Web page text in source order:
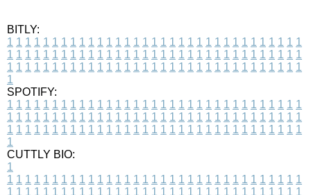
BITLY:
1 1 1 1 1 1 1 1 1 1 1 1 1 1 1 1 1 1 1 1 1 1 1 1 1 1 1 1 1 1 1 1 1
1 1 1 1 1 1 1 1 1 1 1 1 1 1 1 1 1 1 1 1 1 1 1 1 1 1 1 1 1 1 1 1 1
1 1 1 1 1 1 1 1 1 1 1 1 1 1 1 1 1 1 1 1 1 1 1 1 1 1 1 1 1 1 1 1 1
1
SPOTIFY:
1 1 1 1 1 1 1 1 1 1 1 1 1 1 1 1 1 1 1 1 1 1 1 1 1 1 1 1 1 1 1 1 1
1 1 1 1 1 1 1 1 1 1 1 1 1 1 1 1 1 1 1 1 1 1 1 1 1 1 1 1 1 1 1 1 1
1 1 1 1 1 1 1 1 1 1 1 1 1 1 1 1 1 1 1 1 1 1 1 1 1 1 1 1 1 1 1 1 1
1
CUTTLY BIO:
1
1 1 1 1 1 1 1 1 1 1 1 1 1 1 1 1 1 1 1 1 1 1 1 1 1 1 1 1 1 1 1 1 1
1 1 1 1 1 1 1 1 1 1 1 1 1 1 1 1 1 1 1 1 1 1 1 1 1 1 1 1 1 1 1 1 1